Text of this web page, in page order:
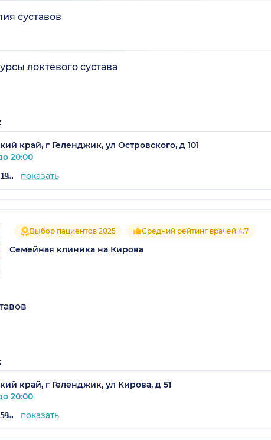
суставов
локтевого сустава
край, г Геленджик, ул Островского, д 101
20:00
+7 (918) 055-19-70 показать
Выбор пациентов 2025 Средний рейтинг врачей 4.7
Семейная клиника на Кирова
край, г Геленджик, ул Кирова, д 51
20:00
+7 (861) 413-59-23 показать